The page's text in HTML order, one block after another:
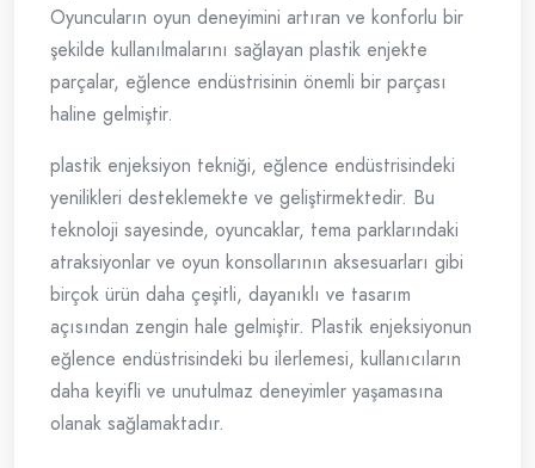
Oyuncuların oyun deneyimini artıran ve konforlu bir
şekilde kullanılmalarını sağlayan plastik enjekte
parçalar, eğlence endüstrisinin önemli bir parçası
haline gelmiştir.
plastik enjeksiyon tekniği, eğlence endüstrisindeki
yenilikleri desteklemekte ve geliştirmektedir. Bu
teknoloji sayesinde, oyuncaklar, tema parklarındaki
atraksiyonlar ve oyun konsollarının aksesuarları gibi
birçok ürün daha çeşitli, dayanıklı ve tasarım
açısından zengin hale gelmiştir. Plastik enjeksiyonun
eğlence endüstrisindeki bu ilerlemesi, kullanıcıların
daha keyifli ve unutulmaz deneyimler yaşamasına
olanak sağlamaktadır.